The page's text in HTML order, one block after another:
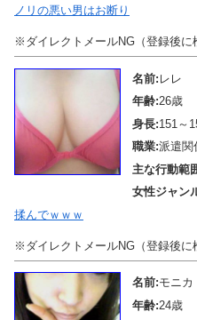
ノリの悪い男はお断り
※ダイレクトメールNG（登録後に
名前: レレ
年齢:26歳
身長:151～
職業:派遣関
主な行動範
女性ジャン
揉んでｗｗｗ
※ダイレクトメールNG（登録後に
名前:モニカ
年齢:24歳